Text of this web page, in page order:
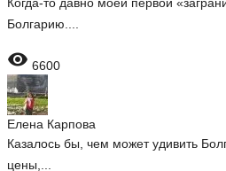
Болгарию....
 6600
Елена Карпова
Казалось бы, чем может удивить
цены,...